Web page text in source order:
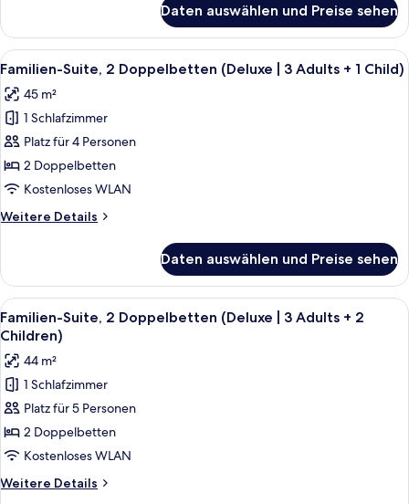
3
Children)
anzeigen
Suite,
2 Doppelbetten
(Deluxe
2
Adults
3
Children)
Daten auswählen und Preise sehen
Alle
Fotos
für
Familien-
Suite,
2 Doppelbetten
(Deluxe
3
Child)
anzeigen
Ein modernes Hotelzimmer mit Bett,
9
Familien-Suite, 2 Doppelbetten (Deluxe | 3 Adults + 1 Child)
45 m²
1 Schlafzimmer
Platz für 4 Personen
2 Doppelbetten
Kostenloses WLAN
Weitere Details
Weitere
Suite,
2 Doppelbetten
(Deluxe
|
Adults
+
Child)
Daten auswählen und Preise sehen
Alle
Fotos
für
Familien-
Suite,
2 Doppelbetten
(Deluxe
3
Adults
Ein modernes Hotelzimmer mit Bett,
9
Familien-Suite, 2 Doppelbetten (Deluxe | 3 Adults + 2
Children)
44 m²
1 Schlafzimmer
Platz für 5 Personen
2 Doppelbetten
Kostenloses WLAN
Weitere Details
Weitere